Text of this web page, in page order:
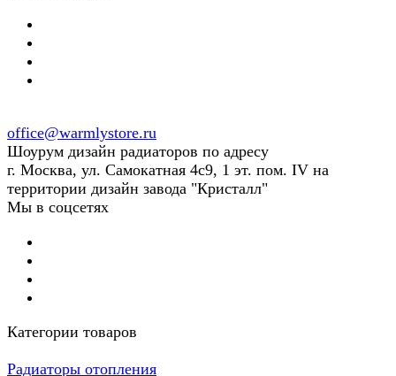
office@warmlystore.ru
Шоурум дизайн радиаторов по адресу
г. Москва, ул. Самокатная 4с9, 1 эт. пом. IV на
территории дизайн завода "Кристалл"
Мы в соцсетях
Категории товаров
Радиаторы отопления